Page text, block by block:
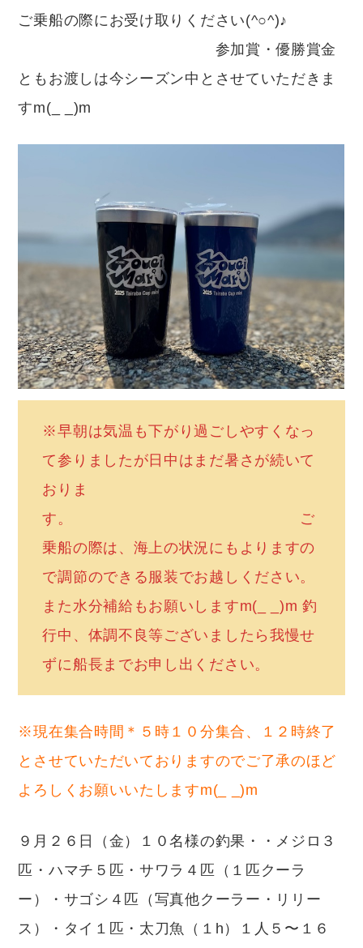
ご乗船の際にお受け取りください(^○^)♪
参加賞・優勝賞金
ともお渡しは今シーズン中とさせていただきま
すm(_ _)m
※早朝は気温も下がり過ごしやすくなっ
て参りましたが日中はまだ暑さが続いて
おりま
す。 ご
乗船の際は、海上の状況にもよりますの
で調節のできる服装でお越しください。
また水分補給もお願いしますm(_ _)m 釣
行中、体調不良等ございましたら我慢せ
ずに船長までお申し出ください。
※現在集合時間＊５時１０分集合、１２時終了
とさせていただいておりますのでご了承のほど
よろしくお願いいたしますm(_ _)m
９月２６日（金）１０名様の釣果・・メジロ３
匹・ハマチ５匹・サワラ４匹（１匹クーラ
ー）・サゴシ４匹（写真他クーラー・リリー
ス）・タイ１匹・太刀魚（１h）１人５〜１６